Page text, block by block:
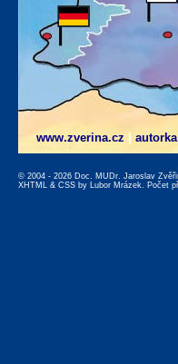
www.zverina.cz
© 2004 - 2026 Doc. MUDr. Jaroslav
XHTML & CSS by Lubor Mrázek. Počet